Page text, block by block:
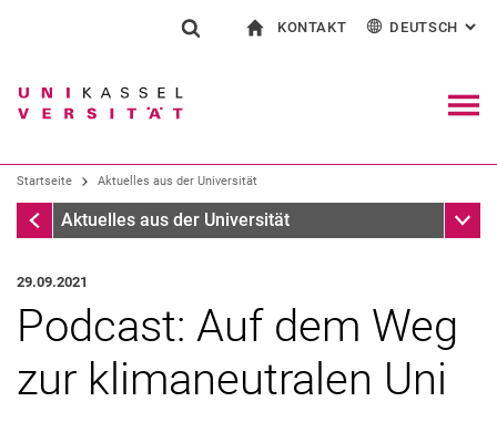
Springe direkt zu: Inhalt
Springe direkt zu: Suche
Springe direkt zu:
Suchen (öffnet externen Link in einem
KONTAKT
Kontakt für Presse und Öffentlichkeit
Einrichtungen suchen
DEUTSCH :
Startseite Aktuelles aus der Universität
Startseite
Aktuelles aus der Universität
29.09.2021
Pod­cast: Auf dem Weg
zur kli­ma­neu­tra­len Uni